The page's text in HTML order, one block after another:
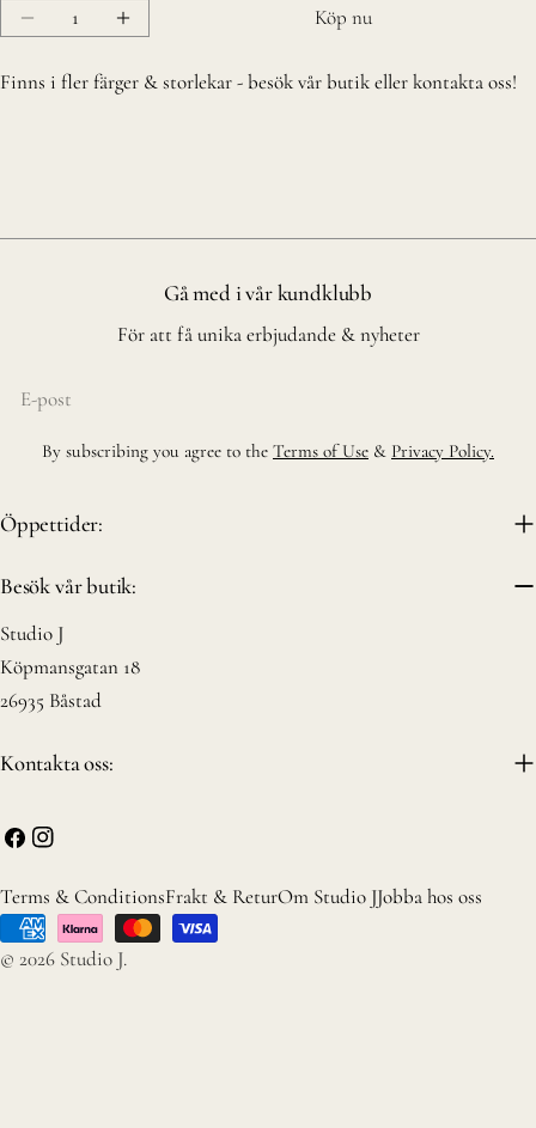
Kvantitet
Minska Rödvins vinäger
Öka Rödvins vinäger
Köp nu
Finns i fler färger & storlekar - besök vår butik eller kontakta oss!
Öppettider:
Besök vår butik:
Studio J
Köpmansgatan 18
26935 Båstad
Kontakta oss:
Gå med i vår kundklubb
För att få unika erbjudande & nyheter
By subscribing you agree to the Terms of Use & Privacy Policy.
FacebookInstagram
© 2026 Studio J.
Terms & ConditionsFrakt & ReturOm Studio JJobba hos oss
Betalningsmetoder